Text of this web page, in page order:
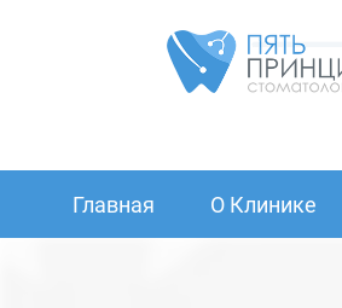
Главная О Клинике